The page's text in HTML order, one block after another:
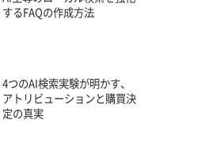
するFAQの作成方法
4つのAI検索実験が明かす、
アトリビューションと購買決
定の真実